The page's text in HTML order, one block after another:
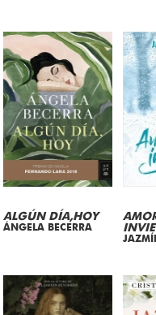
ALGÚN DÍA,HOY
ÁNGELA BECERRA